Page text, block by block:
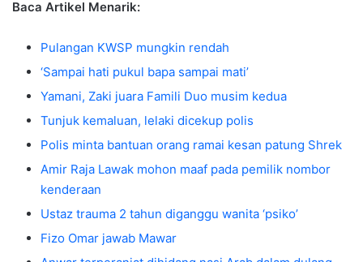
Baca Artikel Menarik:
Pulangan KWSP mungkin rendah
‘Sampai hati pukul bapa sampai mati’
Yamani, Zaki juara Famili Duo musim kedua
Tunjuk kemaluan, lelaki dicekup polis
Polis minta bantuan orang ramai kesan patung Shrek
Amir Raja Lawak mohon maaf pada pemilik nombor
kenderaan
Ustaz trauma 2 tahun diganggu wanita ‘psiko’
Fizo Omar jawab Mawar